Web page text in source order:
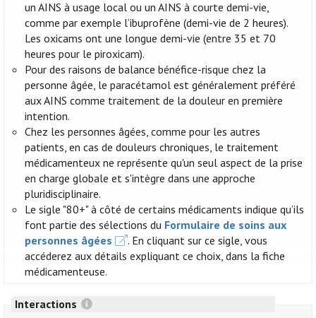
un AINS à usage local ou un AINS à courte demi-vie,
comme par exemple l’ibuprofène (demi-vie de 2 heures).
Les oxicams ont une longue demi-vie (entre 35 et 70
heures pour le piroxicam).
Pour des raisons de balance bénéfice-risque chez la
personne âgée, le paracétamol est généralement préféré
aux AINS comme traitement de la douleur en première
intention.
Chez les personnes âgées, comme pour les autres
patients, en cas de douleurs chroniques, le traitement
médicamenteux ne représente qu'un seul aspect de la prise
en charge globale et s'intègre dans une approche
pluridisciplinaire.
Le sigle "80+" à côté de certains médicaments indique qu’ils
font partie des sélections du Formulaire de soins aux
personnes âgées
. En cliquant sur ce sigle, vous
accéderez aux détails expliquant ce choix, dans la fiche
médicamenteuse.
Interactions